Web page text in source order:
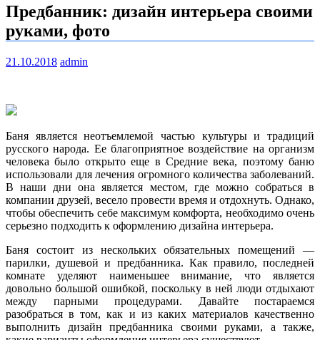
Предбанник: дизайн интерьера своими
руками, фото
21.10.2018 admin
Баня является неотъемлемой частью культуры и традиций
русского народа. Ее благоприятное воздействие на организм
человека было открыто еще в Средние века, поэтому баню
использовали для лечения огромного количества заболеваний.
В наши дни она является местом, где можно собраться в
компании друзей, весело провести время и отдохнуть. Однако,
чтобы обеспечить себе максимум комфорта, необходимо очень
серьезно подходить к оформлению дизайна интерьера.
Баня состоит из нескольких обязательных помещений —
парилки, душевой и предбанника. Как правило, последней
комнате уделяют наименьшее внимание, что является
довольно большой ошибкой, поскольку в ней люди отдыхают
между парными процедурами. Давайте постараемся
разобраться в том, как и из каких материалов качественно
выполнить дизайн предбанника своими руками, а также,